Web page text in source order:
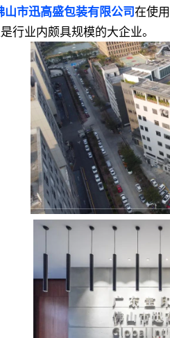
山市迅高盛包装有限公司在使
行业内颇具规模的大企业。